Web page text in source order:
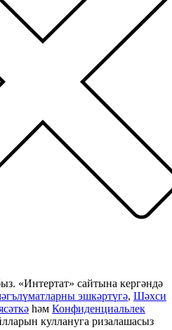
«Интертат» сайтына кергәндә
эшкәртүгә, Шәхси
һәм Конфиденциальлек
куллануга ризалашасыз